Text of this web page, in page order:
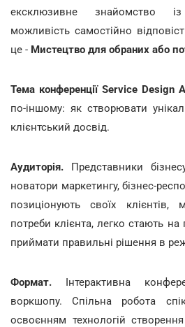
ексклюзивне знайомство
можливість самостійно
це - Мистецтво для обраних або
Тема конференції Service Design
по-іншому: як створювати
клієнтський досвід.
Аудиторія. Представники
новатори маркетингу, бізнес-
позиціонують своїх клієнтів,
потреби клієнта, легко стають на
приймати правильні рішення в
Формат. Інтерактивна
воркшопу. Спільна робота
освоєнням технологій створення